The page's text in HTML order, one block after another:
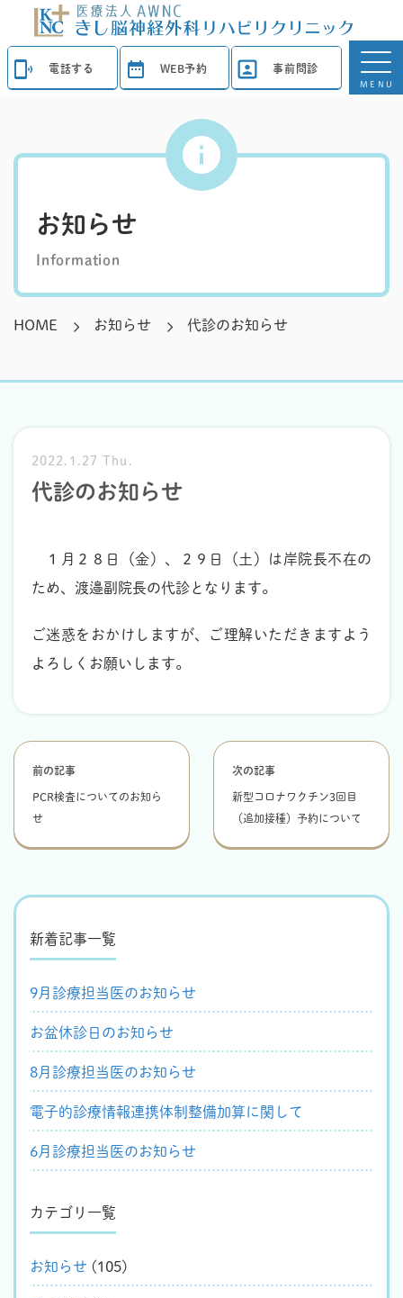
電話する WEB予約 事前問診
MENU
お知らせ
Information
HOME お知らせ 代診のお知らせ
2022.1.27 Thu.
代診のお知らせ
１月２８日（金）、２９日（土）は岸院長不在の
ため、渡邉副院長の代診となります。
ご迷惑をおかけしますが、ご理解いただきますよう
よろしくお願いします。
前の記事
PCR検査についてのお知ら
せ
次の記事
新型コロナワクチン3回目
（追加接種）予約について
新着記事一覧
9月診療担当医のお知らせ
お盆休診日のお知らせ
8月診療担当医のお知らせ
電子的診療情報連携体制整備加算に関して
6月診療担当医のお知らせ
カテゴリ一覧
お知らせ (105)